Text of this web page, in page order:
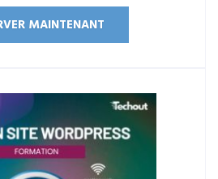
MAINTENANT